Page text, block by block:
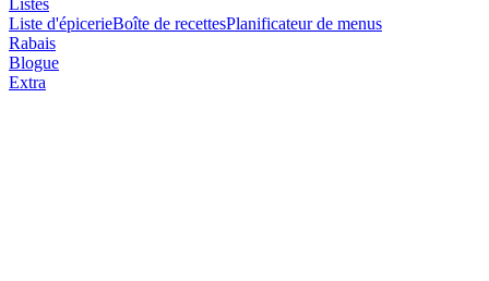
Listes
Liste d'épicerieBoîte de recettesPlanificateur de menus
Rabais
Blogue
Extra